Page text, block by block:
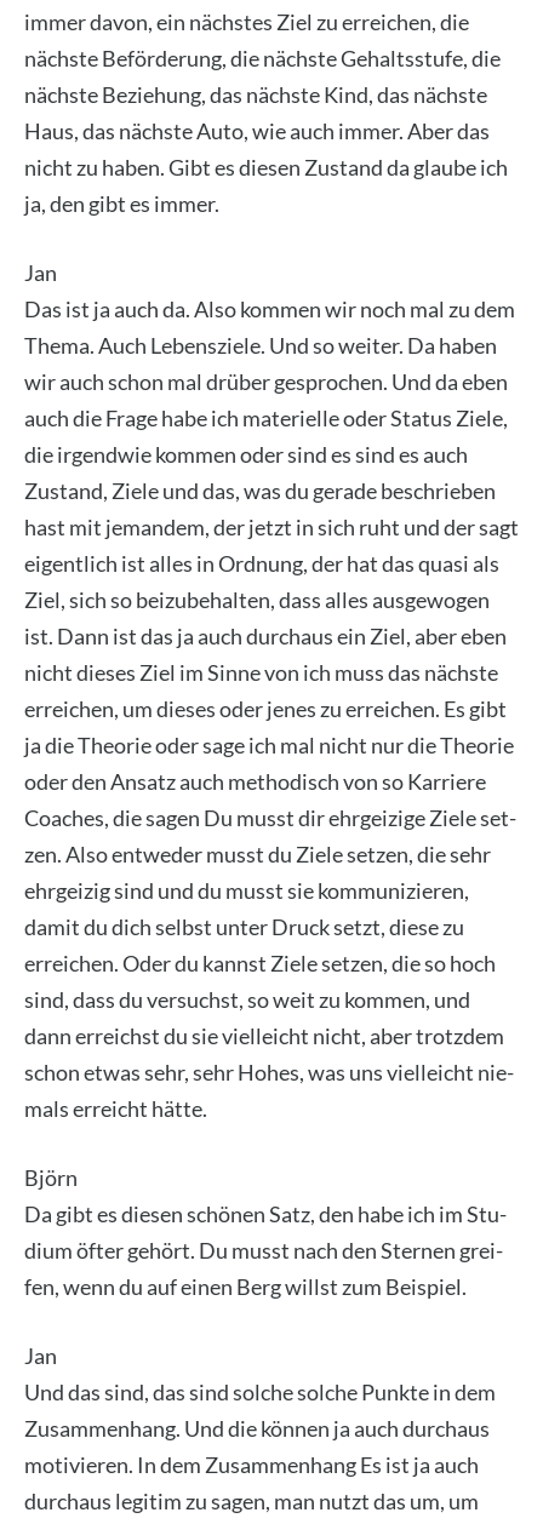
immer davon, ein nächs­tes Ziel zu errei­chen, die
nächs­te Beför­de­rung, die nächs­te Gehalts­stu­fe, die
nächs­te Bezie­hung, das nächs­te Kind, das nächs­te
Haus, das nächs­te Auto, wie auch immer. Aber das
nicht zu haben. Gibt es die­sen Zustand da glau­be ich
ja, den gibt es immer.
Jan
Das ist ja auch da. Also kom­men wir noch mal zu dem
The­ma. Auch Lebens­zie­le. Und so wei­ter. Da haben
wir auch schon mal drü­ber gespro­chen. Und da eben
auch die Fra­ge habe ich mate­ri­el­le oder Sta­tus Zie­le,
die irgend­wie kom­men oder sind es sind es auch
Zustand, Zie­le und das, was du gera­de beschrie­ben
hast mit jeman­dem, der jetzt in sich ruht und der sagt
eigent­lich ist alles in Ord­nung, der hat das qua­si als
Ziel, sich so bei­zu­be­hal­ten, dass alles aus­ge­wo­gen
ist. Dann ist das ja auch durch­aus ein Ziel, aber eben
nicht die­ses Ziel im Sin­ne von ich muss das nächs­te
errei­chen, um die­ses oder jenes zu errei­chen. Es gibt
ja die Theo­rie oder sage ich mal nicht nur die Theo­rie
oder den Ansatz auch metho­disch von so Kar­rie­re
Coa­ches, die sagen Du musst dir ehr­gei­zi­ge Zie­le set­
zen. Also ent­we­der musst du Zie­le set­zen, die sehr
ehr­gei­zig sind und du musst sie kom­mu­ni­zie­ren,
damit du dich selbst unter Druck setzt, die­se zu
errei­chen. Oder du kannst Zie­le set­zen, die so hoch
sind, dass du ver­suchst, so weit zu kom­men, und
dann erreichst du sie viel­leicht nicht, aber trotz­dem
schon etwas sehr, sehr Hohes, was uns viel­leicht nie­
mals erreicht hät­te.
Björn
Da gibt es die­sen schö­nen Satz, den habe ich im Stu­
di­um öfter gehört. Du musst nach den Ster­nen grei­
fen, wenn du auf einen Berg willst zum Bei­spiel.
Jan
Und das sind, das sind sol­che sol­che Punk­te in dem
Zusam­men­hang. Und die kön­nen ja auch durch­aus
moti­vie­ren. In dem Zusam­men­hang Es ist ja auch
durch­aus legi­tim zu sagen, man nutzt das um, um